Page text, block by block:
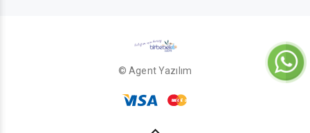
© Agent Yazılım